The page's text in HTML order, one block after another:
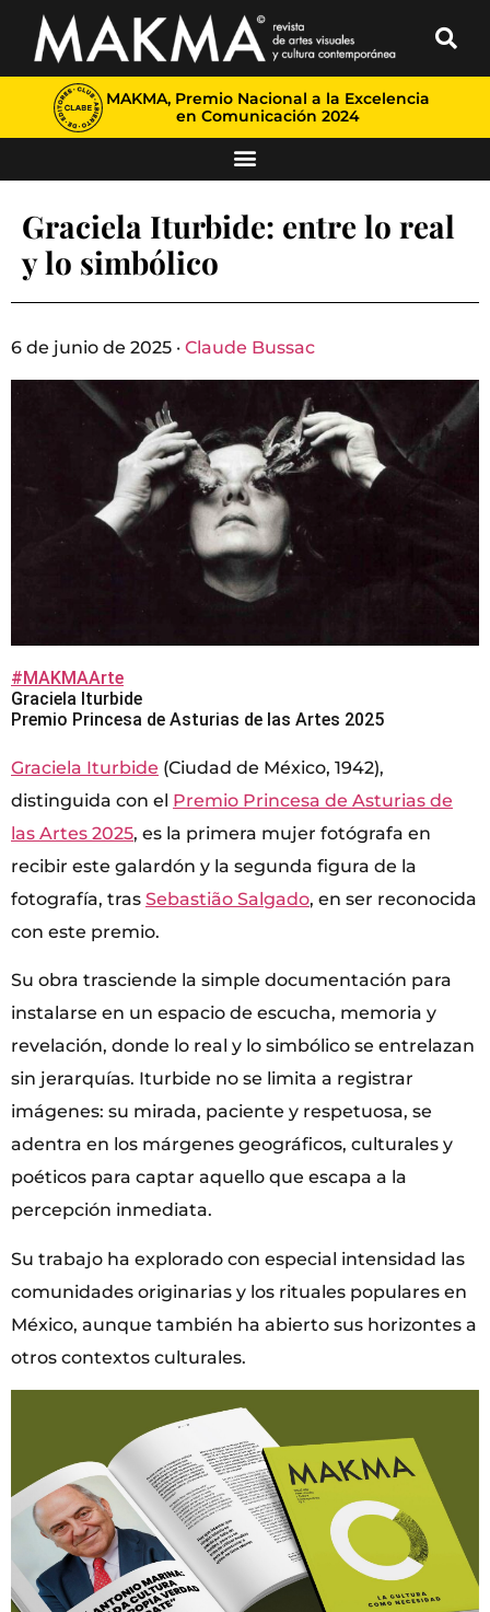
MAKMA, Premio Nacional a la Excelencia
en Comunicación 2024
Graciela Iturbide: entre lo real
y lo simbólico
6 de junio de 2025 · Claude Bussac
#MAKMAArte
Graciela Iturbide
Premio Princesa de Asturias de las Artes 2025
Graciela Iturbide (Ciudad de México, 1942),
distinguida con el Premio Princesa de Asturias de
las Artes 2025, es la primera mujer fotógrafa en
recibir este galardón y la segunda figura de la
fotografía, tras Sebastião Salgado, en ser reconocida
con este premio.
Su obra trasciende la simple documentación para
instalarse en un espacio de escucha, memoria y
revelación, donde lo real y lo simbólico se entrelazan
sin jerarquías. Iturbide no se limita a registrar
imágenes: su mirada, paciente y respetuosa, se
adentra en los márgenes geográficos, culturales y
poéticos para captar aquello que escapa a la
percepción inmediata.
Su trabajo ha explorado con especial intensidad las
comunidades originarias y los rituales populares en
México, aunque también ha abierto sus horizontes a
otros contextos culturales.